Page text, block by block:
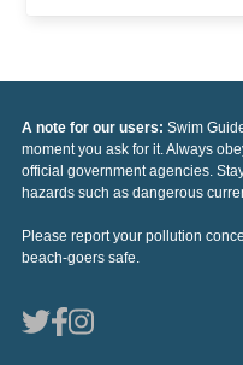
A note for our users: Swim
moment you ask for it. Always
official government agencies.
hazards such as dangerous
Please report your pollution
beach-goers safe.